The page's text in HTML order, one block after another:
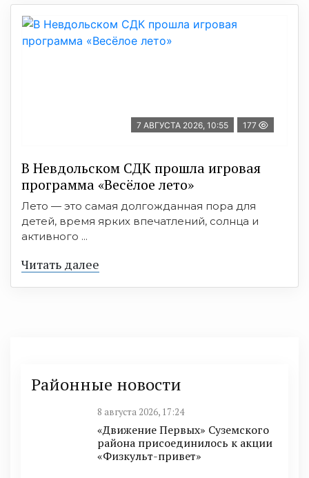
7 АВГУСТА 2026, 10:55 177
В Невдольском СДК прошла игровая
программа «Весёлое лето»
Лето — это самая долгожданная пора для
детей, время ярких впечатлений, солнца и
активного ...
Читать далее
Районные новости
8 августа 2026, 17:24
«Движение Первых» Суземского
района присоединилось к акции
«Физкульт-привет»